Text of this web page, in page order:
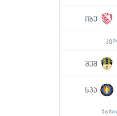
იბე
მეშ
სპა